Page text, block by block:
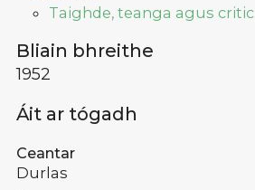
Taighde, teanga agus critic
Bliain bhreithe
1952
Áit ar tógadh
Ceantar
Durlas